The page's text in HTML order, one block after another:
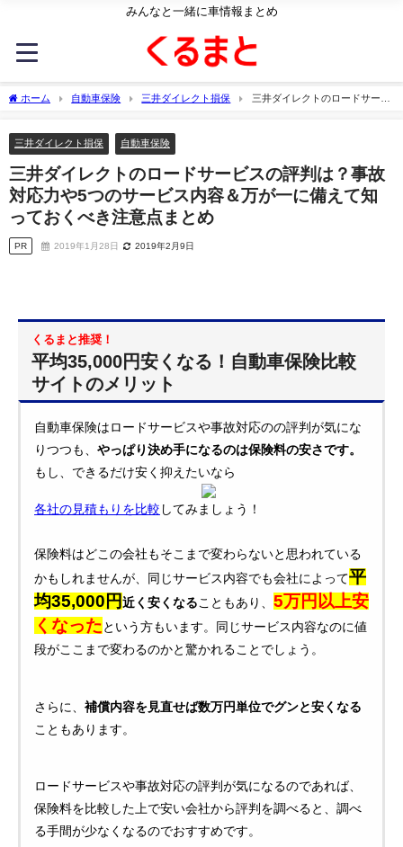
みんなと一緒に車情報まとめ
ホーム 自動車保険 三井ダイレクト損保
三井ダイレクトのロードサービ
三井ダイレクト損保
自動車保険
三井ダイレクトのロードサービスの評判は？事故
対応力や5つのサービス内容＆万が一に備えて知
っておくべき注意点まとめ
PR 2019年1月28日 2019年2月9日
くるまと推奨！
平均35,000円安くなる！自動車保険比較
サイトのメリット
自動車保険はロードサービスや事故対応のの評判が気にな
りつつも、 やっぱり決め手になるのは保険料の安さです。
もし、できるだけ安く抑えたいなら
各社の見積もりを比較 してみましょう！
保険料はどこの会社もそこまで変わらないと思われている
かもしれませんが、同じサービス内容でも会社によって平
均35,000円 近く安くなる こともあり、 5万円以上安
くなった という方もいます。同じサービス内容なのに値
段がここまで変わるのかと驚かれることでしょう。
さらに、 補償内容を見直せば数万円単位でグンと安くなる
こともあります。
ロードサービスや事故対応の評判が気になるのであれば、
保険料を比較した上で安い会社から評判を調べると、調べ
る手間が少なくなるのでおすすめです。